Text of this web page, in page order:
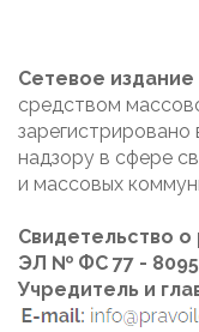
Сетевое
средством
надзору в сфере
и массовых
Свидетельство
ЭЛ № ФС 77 -
Учредитель и